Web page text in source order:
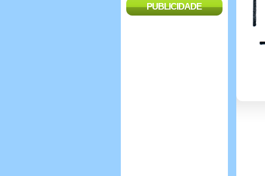
PUBLICIDADE